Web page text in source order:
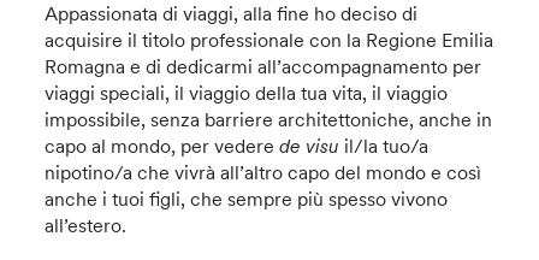
Appassionata di viaggi, alla fine ho deciso di
acquisire il titolo professionale con la Regione Emilia
Romagna e di dedicarmi all’accompagnamento per
viaggi speciali, il viaggio della tua vita, il viaggio
impossibile, senza barriere architettoniche, anche in
capo al mondo, per vederede visu il/la tuo/a
nipotino/a che vivrà all’altro capo del mondo e così
anche i tuoi figli, che sempre più spesso vivono
all’estero.